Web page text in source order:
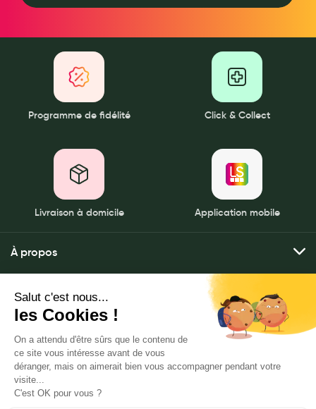
Programme de fidélité Click & Collect
Livraison à domicile Application mobile
À propos
Qui sommes-nous ?
Nos pharmacies
Mentions légales
Politique de gestion des données personnelles
CGU
Notre FAQ
Mes services
Envoyer mes ordonnances
Commander mes produits
Livraison à domicile
Click & rendez-vous
PHARMACIE DE L ESTEREL|75020
4 Boulevard Davout, 75020 Paris
www.leadersante-groupe.fr